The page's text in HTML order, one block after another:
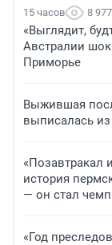
15 часов 8 977
«Выглядит,
Австралии
Приморье
Выжившая
выписалась
«Позавтракал
история
— он стал
«Год